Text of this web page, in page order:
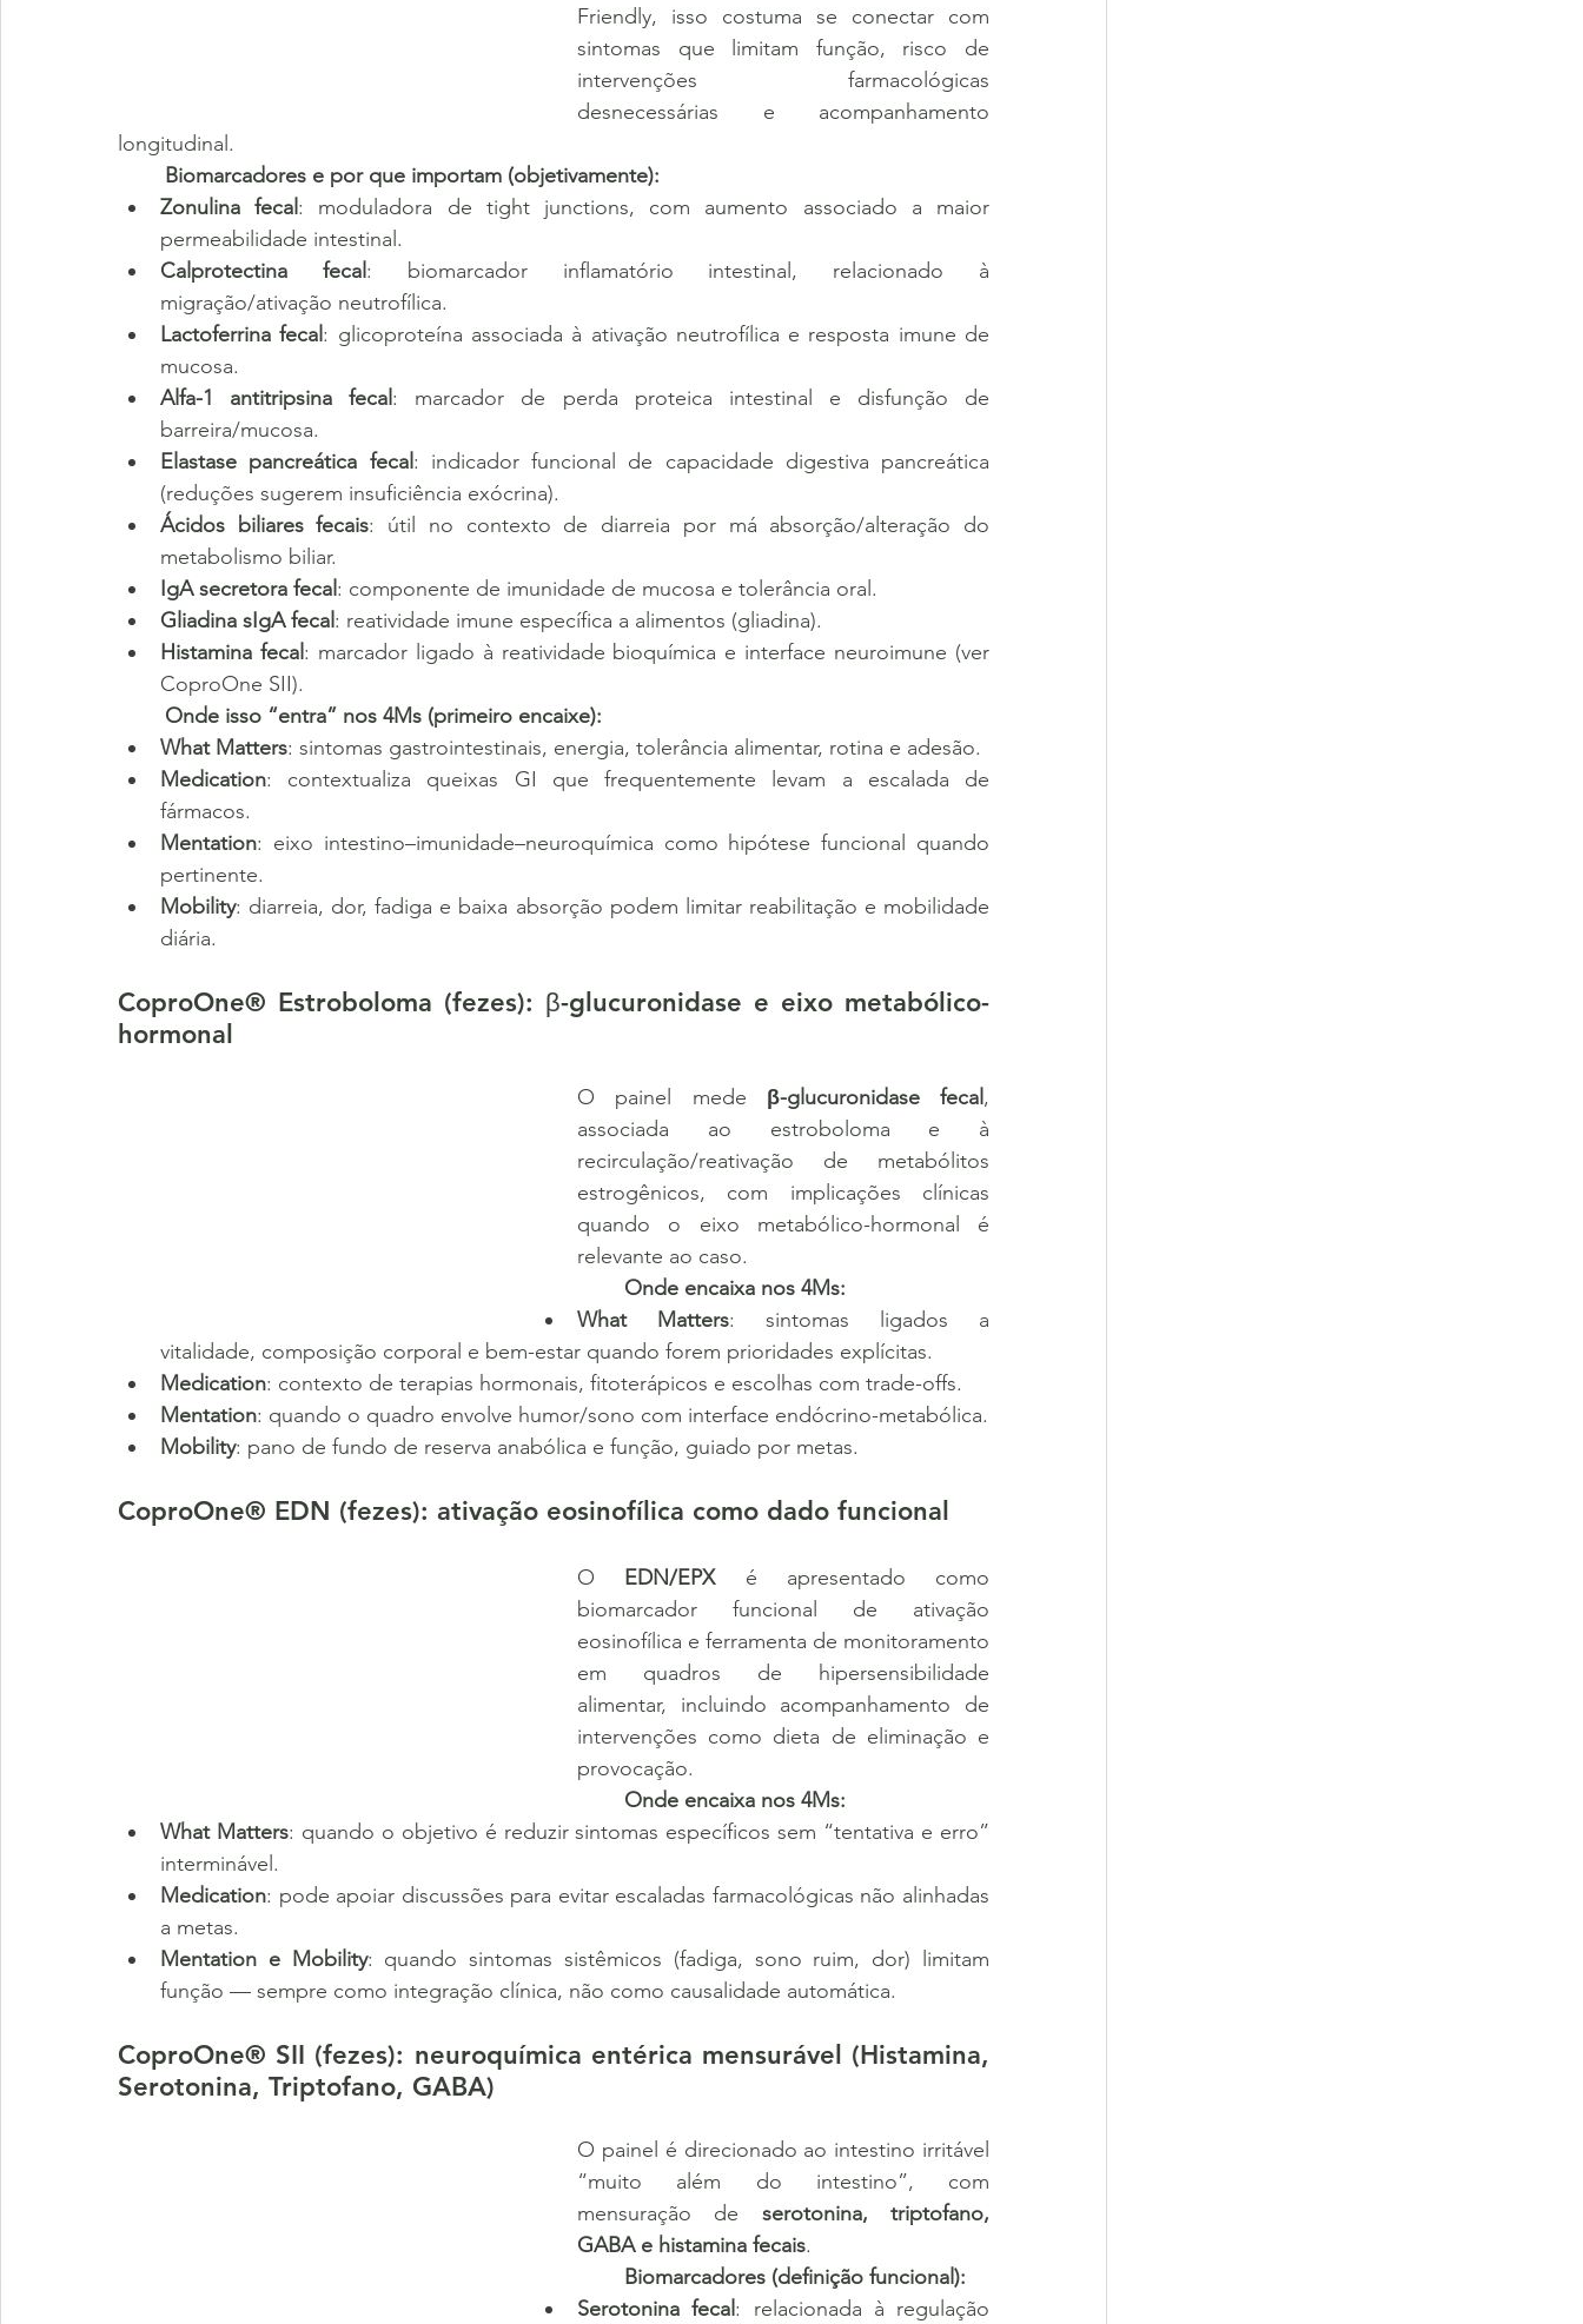
Friendly, isso costuma se conectar com
sintomas que limitam função, risco de
intervenções farmacológicas
desnecessárias e acompanhamento
longitudinal.
	Biomarcadores e por que importam (objetivamente):
Zonulina fecal : moduladora de tight junctions, com aumento associado a maior
permeabilidade intestinal.
Calprotectina fecal : biomarcador inflamatório intestinal, relacionado à
migração/ativação neutrofílica.
Lactoferrina fecal : glicoproteína associada à ativação neutrofílica e resposta imune de
mucosa.
Alfa-1 antitripsina fecal : marcador de perda proteica intestinal e disfunção de
barreira/mucosa.
Elastase pancreática fecal : indicador funcional de capacidade digestiva pancreática
(reduções sugerem insuficiência exócrina).
Ácidos biliares fecais: útil no contexto de diarreia por má absorção/alteração do
metabolismo biliar.
IgA secretora fecal : componente de imunidade de mucosa e tolerância oral.
Gliadina sIgA fecal : reatividade imune específica a alimentos (gliadina).
Histamina fecal : marcador ligado à reatividade bioquímica e interface neuroimune (ver
CoproOne SII).
	Onde isso “entra” nos 4Ms (primeiro encaixe):
What Matters: sintomas gastrointestinais, energia, tolerância alimentar, rotina e adesão.
Medication: contextualiza queixas GI que frequentemente levam a escalada de
fármacos.
Mentation: eixo intestino–imunidade–neuroquímica como hipótese funcional quando
pertinente.
Mobility: diarreia, dor, fadiga e baixa absorção podem limitar reabilitação e mobilidade
diária.
CoproOne® Estroboloma (fezes): β-glucuronidase e eixo metabólico-
hormonal
O painel mede β-glucuronidase fecal ,
associada ao estroboloma e à
recirculação/reativação de metabólitos
estrogênicos, com implicações clínicas
quando o eixo metabólico-hormonal é
relevante ao caso.
	Onde encaixa nos 4Ms:
What Matters: sintomas ligados a
vitalidade, composição corporal e bem-estar quando forem prioridades explícitas.
Medication: contexto de terapias hormonais, fitoterápicos e escolhas com trade-offs.
Mentation: quando o quadro envolve humor/sono com interface endócrino-metabólica.
Mobility: pano de fundo de reserva anabólica e função, guiado por metas.
CoproOne® EDN (fezes): ativação eosinofílica como dado funcional
O EDN/EPX é apresentado como
biomarcador funcional de ativação
eosinofílica e ferramenta de monitoramento
em quadros de hipersensibilidade
alimentar, incluindo acompanhamento de
intervenções como dieta de eliminação e
provocação.
	Onde encaixa nos 4Ms:
What Matters: quando o objetivo é reduzir sintomas específicos sem “tentativa e erro”
interminável.
Medication: pode apoiar discussões para evitar escaladas farmacológicas não alinhadas
a metas.
Mentation e Mobility: quando sintomas sistêmicos (fadiga, sono ruim, dor) limitam
função — sempre como integração clínica, não como causalidade automática.
CoproOne® SII (fezes): neuroquímica entérica mensurável (Histamina,
Serotonina, Triptofano, GABA)
O painel é direcionado ao intestino irritável
“muito além do intestino”, com
mensuração de serotonina, triptofano,
GABA e histamina fecais.
	Biomarcadores (definição funcional):
Serotonina fecal : relacionada à regulação